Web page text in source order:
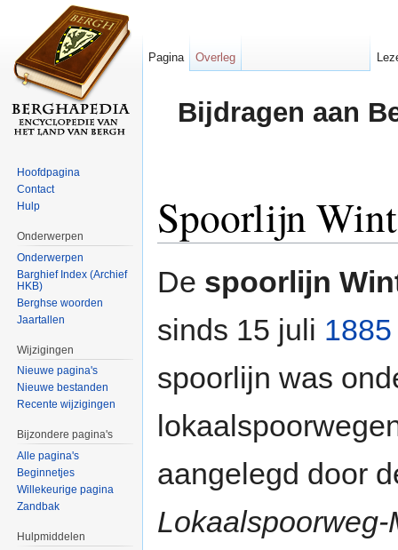
Bijdragen aan
Spoorlijn
De spoorlijn
sinds 15 juli 1885
spoorlijn was
aangelegd door
Pagina Overleg
Hoofdpagina
Contact
Hulp
Onderwerpen
Onderwerpen
Barghief Index (Archief
HKB)
Berghse woorden
Jaartallen
Wijzigingen
Nieuwe pagina's
Nieuwe bestanden
Recente wijzigingen
Bijzondere pagina's
Alle pagina's
Beginnetjes
Willekeurige pagina
Zandbak
Hulpmiddelen